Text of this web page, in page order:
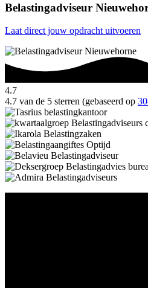
Belastingadviseur
Laat direct jouw opdracht uitvoeren
4.7
4.7 van de 5 sterren (gebaseerd op